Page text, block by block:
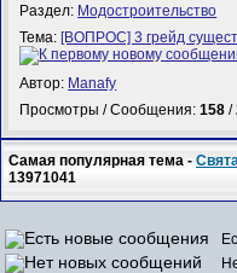
Раздел: Модостроительство
Тема: [ВОПРОС] 3 грейд
Автор: Manafy
Просмотры / Сообщения:158 /
Самая популярная тема -
13971041